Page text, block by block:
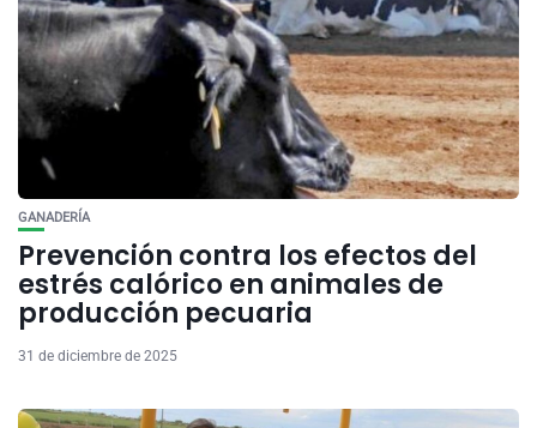
GANADERÍA
Prevención contra los efectos del
estrés calórico en animales de
producción pecuaria
31 de diciembre de 2025